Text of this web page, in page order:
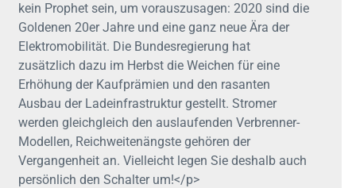
kein Prophet sein, um vorauszusagen: 2020 sind die
Goldenen 20er Jahre und eine ganz neue Ära der
Elektromobilität. Die Bundesregierung hat
zusätzlich dazu im Herbst die Weichen für eine
Erhöhung der Kaufprämien und den rasanten
Ausbau der Ladeinfrastruktur gestellt. Stromer
werden gleichgleich den auslaufenden Verbrenner-
Modellen, Reichweitenängste gehören der
Vergangenheit an. Vielleicht legen Sie deshalb auch
persönlich den Schalter um!</p>